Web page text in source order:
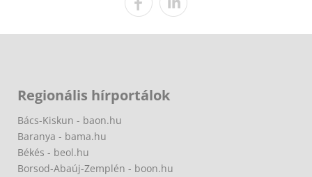
Regionális hírportálok
Bács-Kiskun - baon.hu
Baranya - bama.hu
Békés - beol.hu
Borsod-Abaúj-Zemplén - boon.hu